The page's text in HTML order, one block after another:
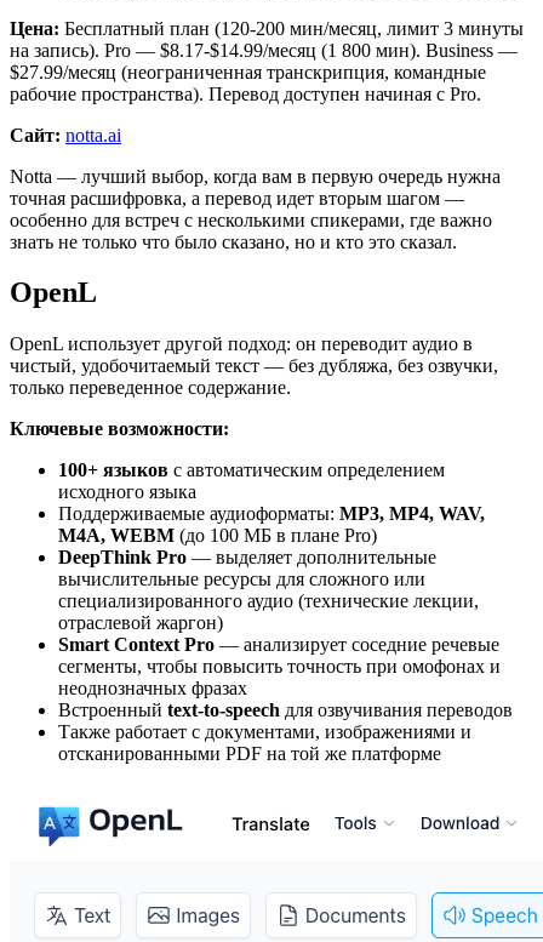
Цена: Бесплатный план (120-200 мин/месяц, лимит 3 минуты
на запись). Pro — $8.17-$14.99/месяц (1 800 мин). Business —
$27.99/месяц (неограниченная транскрипция, командные
рабочие пространства). Перевод доступен начиная с Pro.
Сайт: notta.ai
Notta — лучший выбор, когда вам в первую очередь нужна
точная расшифровка, а перевод идет вторым шагом —
особенно для встреч с несколькими спикерами, где важно
знать не только что было сказано, но и кто это сказал.
OpenL
OpenL использует другой подход: он переводит аудио в
чистый, удобочитаемый текст — без дубляжа, без озвучки,
только переведенное содержание.
Ключевые возможности:
100+ языков с автоматическим определением
исходного языка
Поддерживаемые аудиоформаты: MP3, MP4, WAV,
M4A, WEBM (до 100 МБ в плане Pro)
DeepThink Pro — выделяет дополнительные
вычислительные ресурсы для сложного или
специализированного аудио (технические лекции,
отраслевой жаргон)
Smart Context Pro — анализирует соседние речевые
сегменты, чтобы повысить точность при омофонах и
неоднозначных фразах
Встроенный text-to-speech для озвучивания переводов
Также работает с документами, изображениями и
отсканированными PDF на той же платформе